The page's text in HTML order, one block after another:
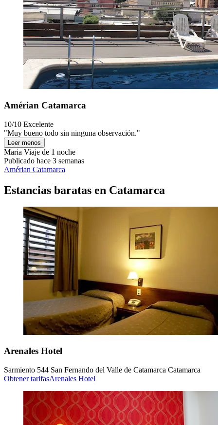
Amérian Catamarca
10/10 Excelente
"Muy bueno todo sin ninguna observación."
Leer menos
Maria Viaje de 1 noche
Publicado hace 3 semanas
Amérian Catamarca
Estancias baratas en Catamarca
Arenales Hotel
Sarmiento 544 San Fernando del Valle de Catamarca Catamarca
Obtener tarifasArenales Hotel